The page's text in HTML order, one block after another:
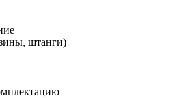
штанги)